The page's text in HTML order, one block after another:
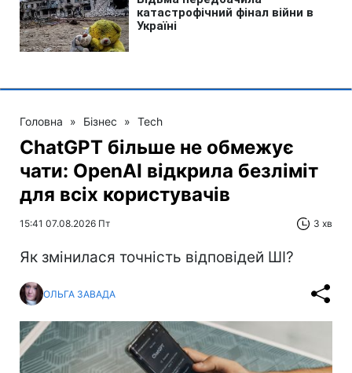
Головна » Бізнес » Tech
ChatGPT більше не обмежує
чати: OpenAI відкрила безліміт
для всіх користувачів
15:41 07.08.2026 Пт 3 хв
Як змінилася точність відповідей ШІ?
ОЛЬГА ЗАВАДА